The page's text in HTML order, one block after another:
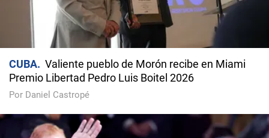
CUBA
Valiente pueblo de Morón recibe en Miami
Premio Libertad Pedro Luis Boitel 2026
Por Daniel Castropé